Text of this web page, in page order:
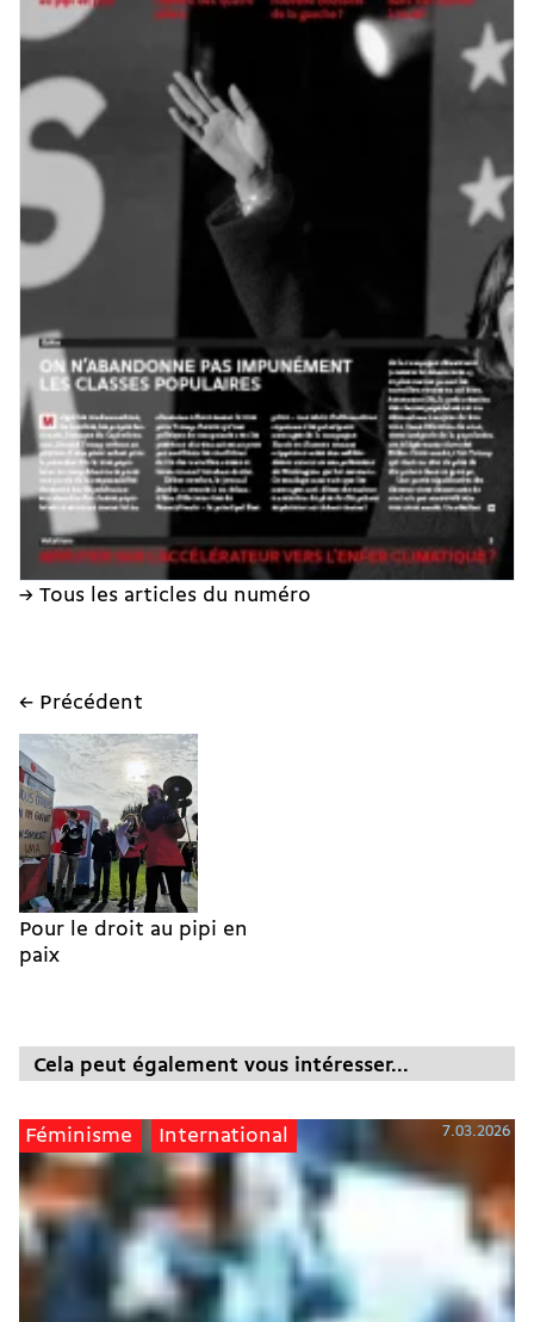
→ Tous les articles du numéro
← Précédent
Pour le droit au pipi en
paix
Cela peut également vous intéresser...
Féminisme International 7.03.2026